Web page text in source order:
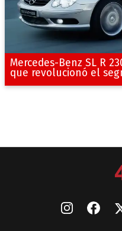
Mercedes-Benz SL R
que revolucionó el